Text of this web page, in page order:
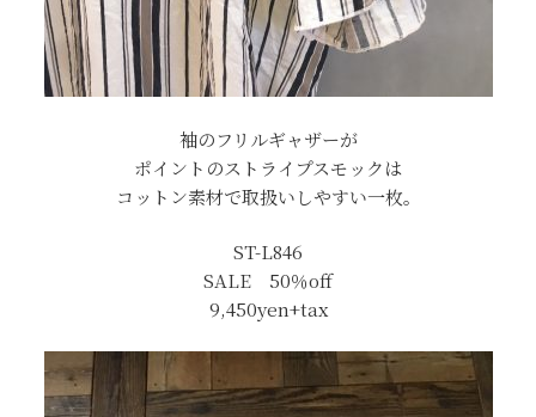
袖のフリルギャザーが
ポイントのストライプスモックは
コットン素材で取扱いしやすい一枚。
ST-L846
SALE 50％off
9,450yen+tax